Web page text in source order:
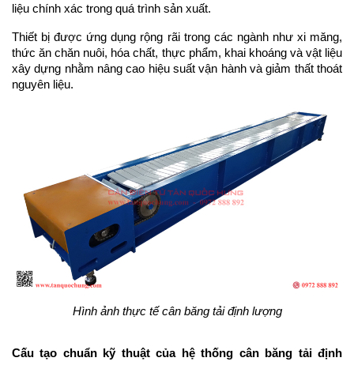
liệu chính xác trong quá trình sản xuất.
Thiết bị được ứng dụng rộng rãi trong các ngành như xi măng,
thức ăn chăn nuôi, hóa chất, thực phẩm, khai khoáng và vật liệu
xây dựng nhằm nâng cao hiệu suất vận hành và giảm thất thoát
nguyên liệu.
Hình ảnh thực tế cân băng tải định lượng
Cấu tạo chuẩn kỹ thuật của hệ thống cân băng tải định